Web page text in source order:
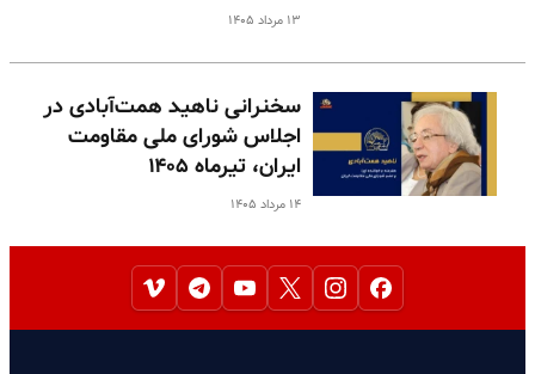
۱۳ مرداد ۱۴۰۵
سخنرانی ناهید همت‌آبادی در
اجلاس شورای ملی مقاومت
ایران، تیرماه ۱۴۰۵
۱۴ مرداد ۱۴۰۵